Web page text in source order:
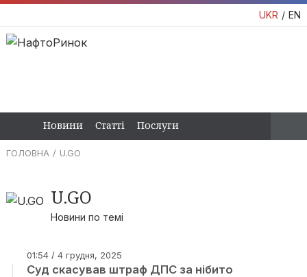
UKR EN
Новини Статті Послуги
ГОЛОВНА U.GO
U.GO
Новини по темі
01:54 / 4 грудня, 2025
Суд скасував штраф ДПС за нібито